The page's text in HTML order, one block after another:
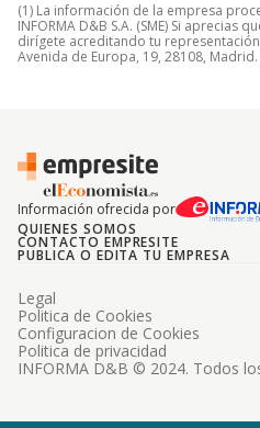
(1) La información de la empresa
INFORMA D&B S.A. (SME) Si aprecias
dirígete acreditando tu
Avenida de Europa, 19, 28108, Madrid.
Información ofrecida por
QUIENES SOMOS
CONTACTO EMPRESITE
PUBLICA O EDITA TU EMPRESA
INFORMA D&B © 2024. Todos
Legal
Politica de Cookies
Configuracion de Cookies
Politica de privacidad